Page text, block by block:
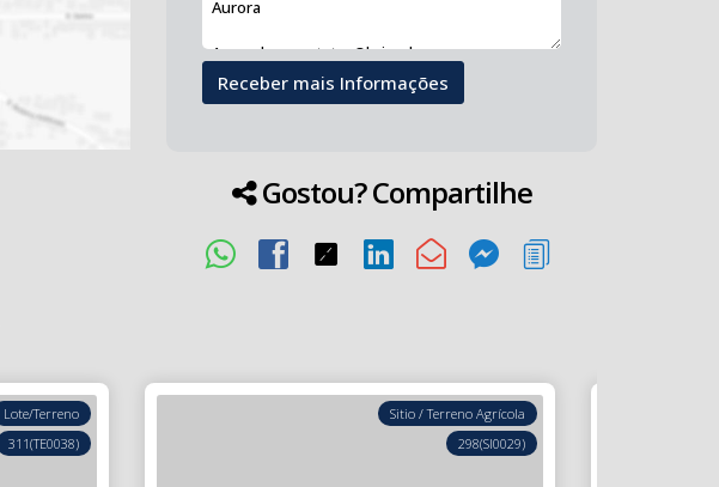
Gostou? Compartilhe
311(TE0038)
Lote/Terreno
298(SI0029)
Sitio / Terreno Agrícola